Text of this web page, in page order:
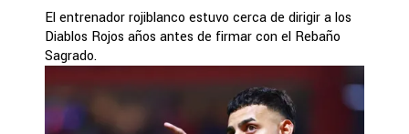
El entrenador rojiblanco estuvo cerca de dirigir a los
Diablos Rojos años antes de firmar con el Rebaño
Sagrado.